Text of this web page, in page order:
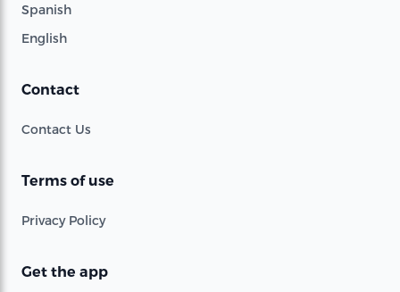
Spanish
English
Contact
Contact Us
Terms of use
Privacy Policy
Get the app